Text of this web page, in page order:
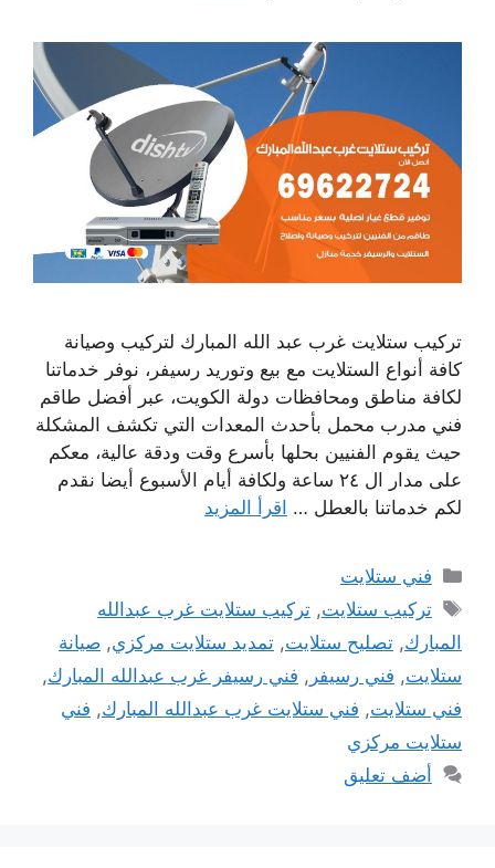
تركيب ستلايت غرب عبد الله المبارك لتركيب وصيانة
كافة أنواع الستلايت مع بيع وتوريد رسيفر، نوفر خدماتنا
لكافة مناطق ومحافظات دولة الكويت، عبر أفضل طاقم
فني مدرب محمل بأحدث المعدات التي تكشف المشكلة
حيث يقوم الفنيين بحلها بأسرع وقت ودقة عالية، معكم
على مدار ال ٢٤ ساعة ولكافة أيام الأسبوع أيضا نقدم
لكم خدماتنا بالعطل … اقرأ المزيد
التصنيفات
فني ستلايت
الوسوم
تركيب ستلايت,تركيب ستلايت غرب عبدالله
المبارك, تصليح ستلايت, تمديد ستلايت مركزي, صيانة
ستلايت, فني رسيفر , فني رسيفر غرب عبدالله المبارك,
فني ستلايت, فني ستلايت غرب عبدالله المبارك, فني
ستلايت مركزي
أضف تعليق